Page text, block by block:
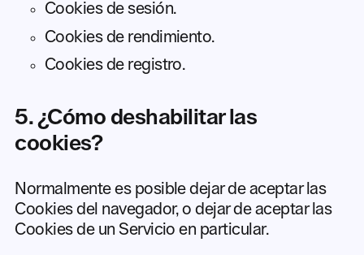
Cookies de sesión.
Cookies de rendimiento.
Cookies de registro.
5. ¿Cómo deshabilitar las
cookies?
Normalmente es posible dejar de aceptar las
Cookies del navegador, o dejar de aceptar las
Cookies de un Servicio en particular.